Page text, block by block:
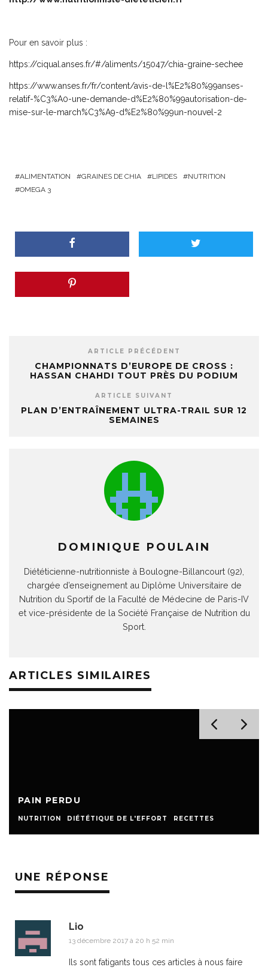
Pour en savoir plus :
https://ciqual.anses.fr/#/aliments/15047/chia-graine-sechee
https://www.anses.fr/fr/content/avis-de-l%E2%80%99anses-
relatif-%C3%A0-une-demande-d%E2%80%99autorisation-de-
mise-sur-le-march%C3%A9-d%E2%80%99un-nouvel-2
ALIMENTATION GRAINES DE CHIA LIPIDES
NUTRITION
OMEGA 3
ARTICLE PRÉCÉDENT
CHAMPIONNATS D’EUROPE DE CROSS :
HASSAN CHAHDI TOUT PRÈS DU PODIUM
ARTICLE SUIVANT
PLAN D’ENTRAÎNEMENT ULTRA-TRAIL SUR 12
SEMAINES
DOMINIQUE POULAIN
Diététicienne-nutritionniste à Boulogne-Billancourt (92),
chargée d’enseignement au Diplôme Universitaire de
Nutrition du Sportif de la Faculté de Médecine de Paris-IV
et vice-présidente de la Société Française de Nutrition du
Sport.
ARTICLES SIMILAIRES
PAIN PERDU
NUTRITION DIÉTÉTIQUE DE L'EFFORT RECETTES
UNE RÉPONSE
Lio
13 décembre 2017 à 20 h 52 min
Ils sont fatigants tous ces articles à nous faire